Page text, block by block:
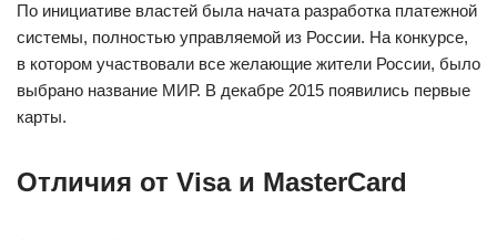
По инициативе властей была начата разработка платежной
системы, полностью управляемой из России. На конкурсе,
в котором участвовали все желающие жители России, было
выбрано название МИР. В декабре 2015 появились первые
карты.
Отличия от Visa и MasterCard